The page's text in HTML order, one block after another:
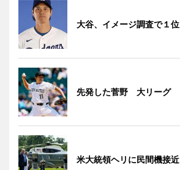
大谷、イメージ調査で１位
先発した菅野 大リーグ
米大統領ヘリに民間機接近